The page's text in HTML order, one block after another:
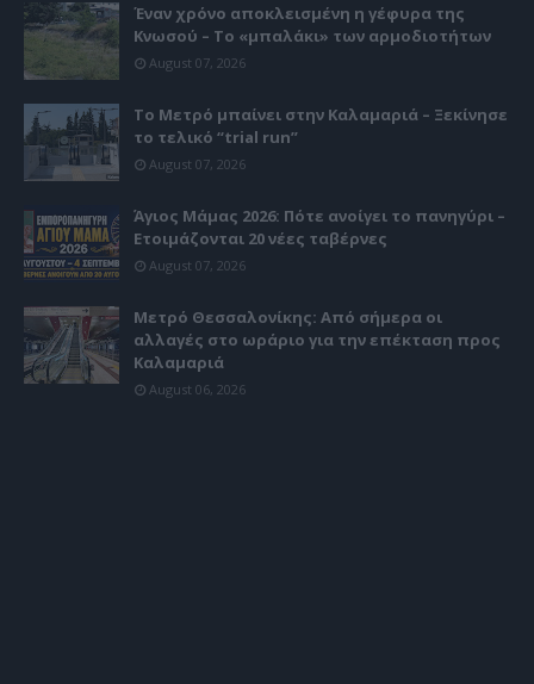
Έναν χρόνο αποκλεισμένη η γέφυρα της
Κνωσού – Το «μπαλάκι» των αρμοδιοτήτων
August 07, 2026
Το Μετρό μπαίνει στην Καλαμαριά – Ξεκίνησε
το τελικό “trial run”
August 07, 2026
Άγιος Μάμας 2026: Πότε ανοίγει το πανηγύρι –
Ετοιμάζονται 20 νέες ταβέρνες
August 07, 2026
Μετρό Θεσσαλονίκης: Από σήμερα οι
αλλαγές στο ωράριο για την επέκταση προς
Καλαμαριά
August 06, 2026